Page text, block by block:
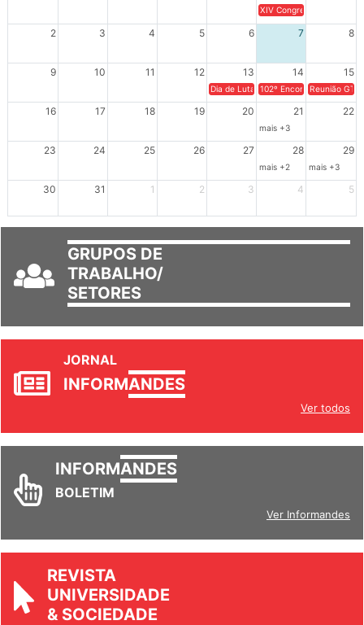
XIV Congresso Brasileiro
2 3 4 5 6 7 8
9 10 11 12 13 14 15
Dia de Luta em Defesa de Cuba e da
102º Encontro da
Reunião
16 17 18 19 20 21 22
mais +3
23 24 25 26 27 28 29
mais +2 mais +3
30 31 1 2 3 4 5
GRUPOS DE
TRABALHO/
SETORES
JORNAL
INFORMANDES
Ver todos
INFORMANDES
BOLETIM
Ver Informandes
REVISTA
UNIVERSIDADE
& SOCIEDADE